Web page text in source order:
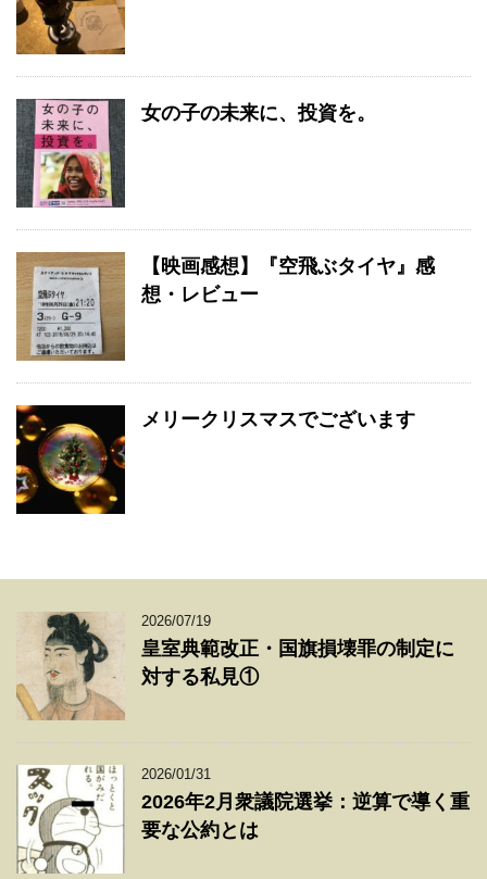
女の子の未来に、投資を。
【映画感想】『空飛ぶタイヤ』感
想・レビュー
メリークリスマスでございます
2026/07/19
皇室典範改正・国旗損壊罪の制定に
対する私見①
2026/01/31
2026年2月衆議院選挙：逆算で導く重
要な公約とは